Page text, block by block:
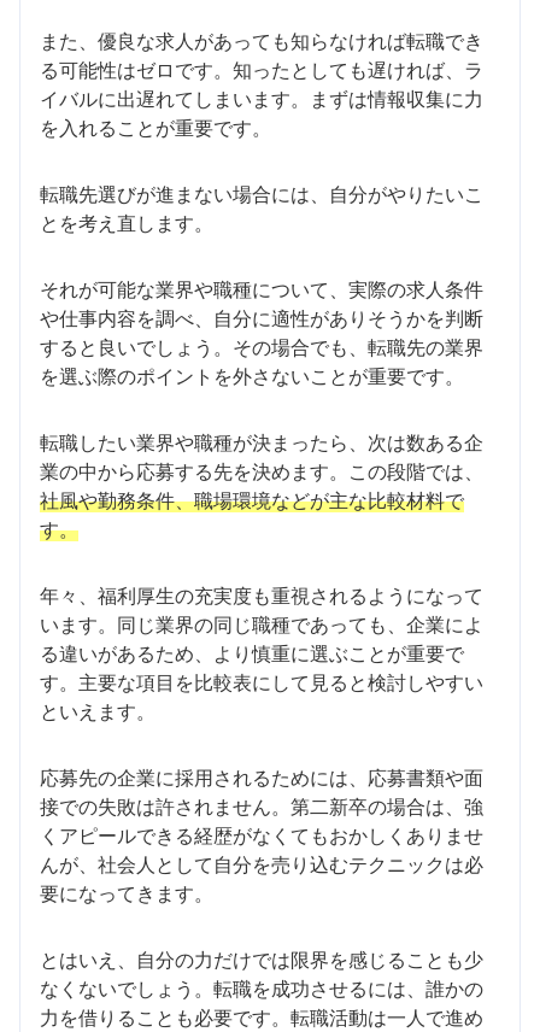
また、優良な求人があっても知らなければ転職でき
る可能性はゼロです。知ったとしても遅ければ、ラ
イバルに出遅れてしまいます。まずは情報収集に力
を入れることが重要です。
転職先選びが進まない場合には、自分がやりたいこ
とを考え直します。
それが可能な業界や職種について、実際の求人条件
や仕事内容を調べ、自分に適性がありそうかを判断
すると良いでしょう。その場合でも、転職先の業界
を選ぶ際のポイントを外さないことが重要です。
転職したい業界や職種が決まったら、次は数ある企
業の中から応募する先を決めます。この段階では、
社風や勤務条件、職場環境などが主な比較材料で
す。
年々、福利厚生の充実度も重視されるようになって
います。同じ業界の同じ職種であっても、企業によ
る違いがあるため、より慎重に選ぶことが重要で
す。主要な項目を比較表にして見ると検討しやすい
といえます。
応募先の企業に採用されるためには、応募書類や面
接での失敗は許されません。第二新卒の場合は、強
くアピールできる経歴がなくてもおかしくありませ
んが、社会人として自分を売り込むテクニックは必
要になってきます。
とはいえ、自分の力だけでは限界を感じることも少
なくないでしょう。転職を成功させるには、誰かの
力を借りることも必要です。転職活動は一人で進め